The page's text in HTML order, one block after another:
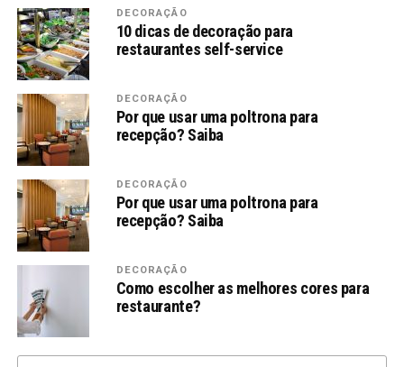
DECORAÇÃO
10 dicas de decoração para
restaurantes self-service
DECORAÇÃO
Por que usar uma poltrona para
recepção? Saiba
DECORAÇÃO
Por que usar uma poltrona para
recepção? Saiba
DECORAÇÃO
Como escolher as melhores cores para
restaurante?